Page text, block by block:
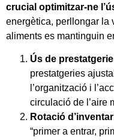
crucial optimitzar-ne
energètica, perllongar la
aliments es mantinguin
Ús de
prestatgeries
l’organització i
circulació de l’aire
Rotació
“primer a entrar,